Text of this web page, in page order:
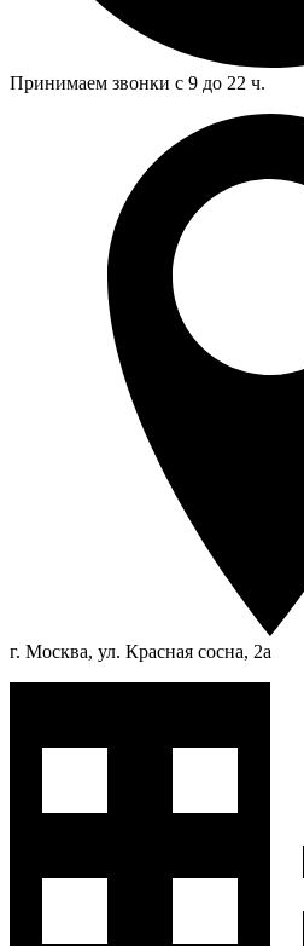
Принимаем звонки с 9 до 22 ч.
г. Москва, ул. Красная сосна, 2а